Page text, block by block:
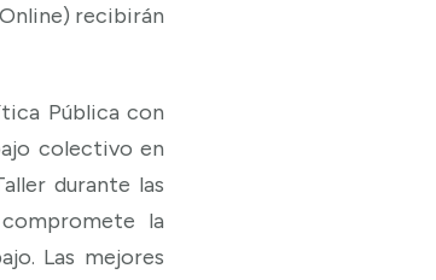
recibirán
Pública con
colectivo en
durante las
la
Las mejores